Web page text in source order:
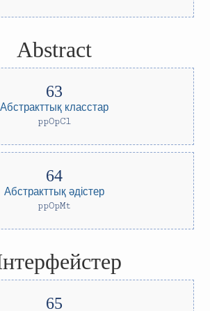
Abstract
Абстракттық класстар
ppOpCl
Абстракттық әдістер
ppOpMt